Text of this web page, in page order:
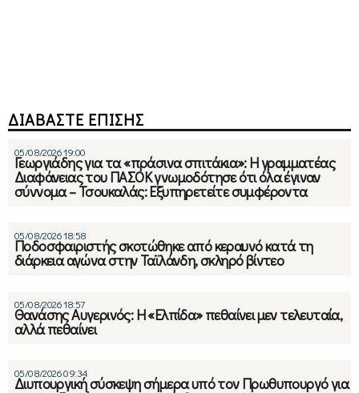
ΔΙΑΒΑΣΤΕ ΕΠΙΣΗΣ
05/08/2026 19:00
Γεωργιάδης για τα «πράσινα σπιτάκια»: Η γραμματέας
Διαφάνειας του ΠΑΣΟΚ γνωμοδότησε ότι όλα έγιναν
σύννομα – Τσουκαλάς: Εξυπηρετείτε συμφέροντα
05/08/2026 18:58
Ποδοσφαιριστής σκοτώθηκε από κεραυνό κατά τη
διάρκεια αγώνα στην Ταϊλάνδη, σκληρό βίντεο
05/08/2026 18:57
Θανάσης Αυγερινός: Η «Ελπίδα» πεθαίνει μεν τελευταία,
αλλά πεθαίνει
05/08/2026 09:34
Διυπουργική σύσκεψη σήμερα υπό τον Πρωθυπουργό για